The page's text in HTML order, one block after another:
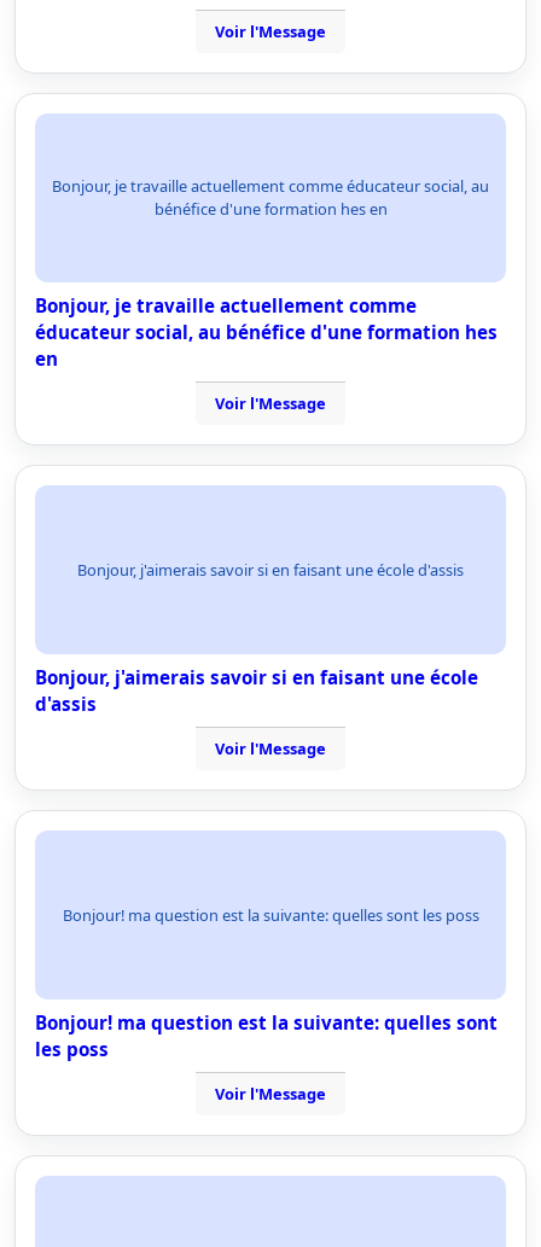
Voir l'Message
Bonjour, je travaille actuellement comme éducateur social, au
bénéfice d'une formation hes en
Bonjour, je travaille actuellement comme
éducateur social, au bénéfice d'une formation hes
en
Voir l'Message
Bonjour, j'aimerais savoir si en faisant une école d'assis
Bonjour, j'aimerais savoir si en faisant une école
d'assis
Voir l'Message
Bonjour! ma question est la suivante: quelles sont les poss
Bonjour! ma question est la suivante: quelles sont
les poss
Voir l'Message